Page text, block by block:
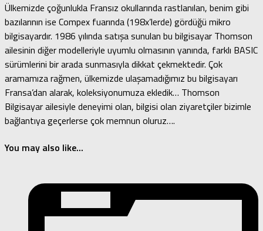
Ülkemizde çoğunlukla Fransız okullarında rastlanılan, benim gibi
bazılarının ise Compex fuarında (198x’lerde) gördüğü mikro
bilgisayardır. 1986 yılında satışa sunulan bu bilgisayar Thomson
ailesinin diğer modelleriyle uyumlu olmasının yanında, farklı BASIC
sürümlerini bir arada sunmasıyla dikkat çekmektedir. Çok
aramamıza rağmen, ülkemizde ulaşamadığımız bu bilgisayarı
Fransa’dan alarak, koleksiyonumuza ekledik… Thomson
Bilgisayar ailesiyle deneyimi olan, bilgisi olan ziyaretçiler bizimle
bağlantıya geçerlerse çok memnun oluruz….
You may also like...